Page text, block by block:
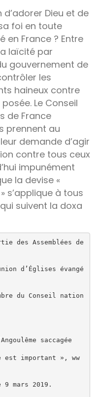
Dieu et de
foi en toute
en France ? Entre
laïcité par
gouvernement de
les
haineux contre
Le Conseil
de France
prennent au
demande d’agir
contre tous ceux
impunément
la devise «
s’applique à tous
suivent la doxa
des Assemblées de
d’Églises évangé
du Conseil nation
saccagée
important », ww
mars 2019.